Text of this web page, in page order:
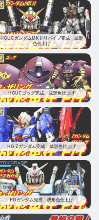
HGUCガンダムMKⅡリバイブ完成 成形
色仕上げ
HGUCゴッグ完成 成形色仕上げ
HG Zガンダム完成 成形色仕上げ
EGガンダム完成 成形色仕上げ